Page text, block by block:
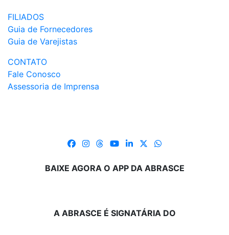
FILIADOS
Guia de Fornecedores
Guia de Varejistas
CONTATO
Fale Conosco
Assessoria de Imprensa
BAIXE AGORA O APP DA ABRASCE
A ABRASCE É SIGNATÁRIA DO